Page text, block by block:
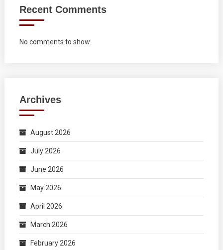
Recent Comments
No comments to show.
Archives
August 2026
July 2026
June 2026
May 2026
April 2026
March 2026
February 2026